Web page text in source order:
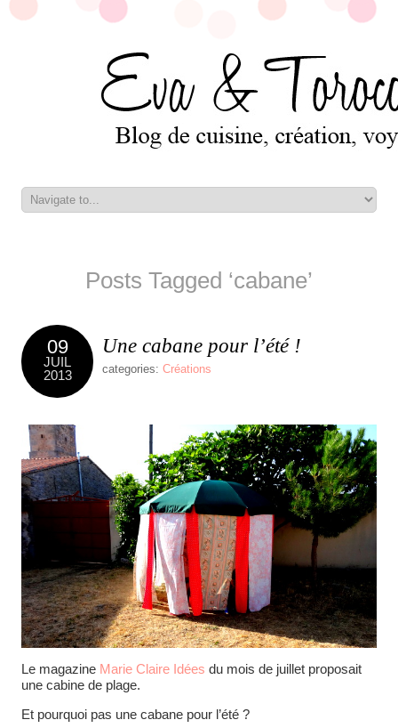
Posts Tagged ‘cabane’
09
JUIL
2013
Une cabane pour l’été !
categories: Créations
Le magazine Marie Claire Idées du mois de juillet proposait
une cabine de plage.
Et pourquoi pas une cabane pour l’été ?